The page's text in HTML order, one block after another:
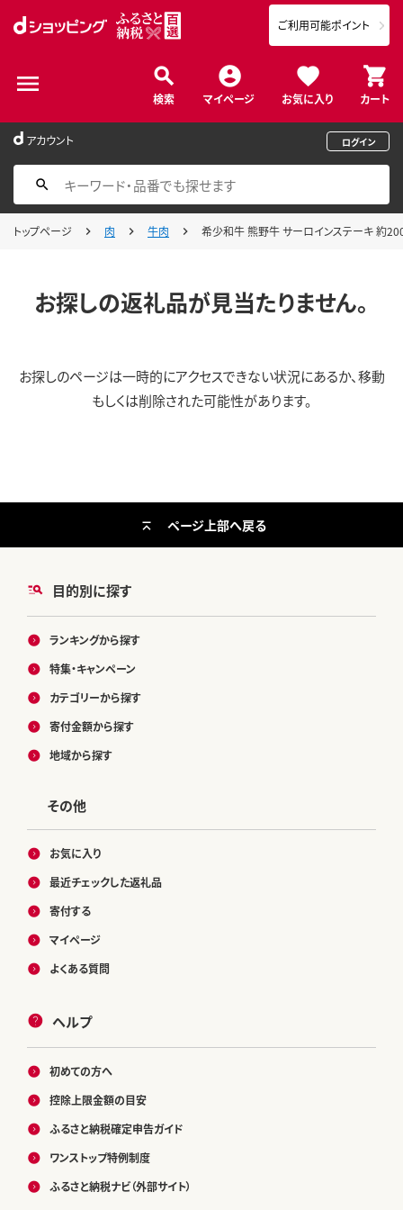
検索 マイページ お気に入り カート
ご利用可能ポイント
アカウント ログイン
トップページ 肉 牛肉 希少和牛 熊野牛 サーロインステーキ 約
お探しの返礼品が見当たりません。
お探しのページは一時的にアクセスできない状況にあるか、移動
もしくは削除された可能性があります。
目的別に探す
ランキングから探す
特集・キャンペーン
カテゴリーから探す
寄付金額から探す
地域から探す
その他
お気に入り
最近チェックした返礼品
寄付する
マイページ
よくある質問
ヘルプ
初めての方へ
控除上限金額の目安
ふるさと納税確定申告ガイド
ワンストップ特例制度
ふるさと納税ナビ（外部サイト）
ページ上部へ戻る